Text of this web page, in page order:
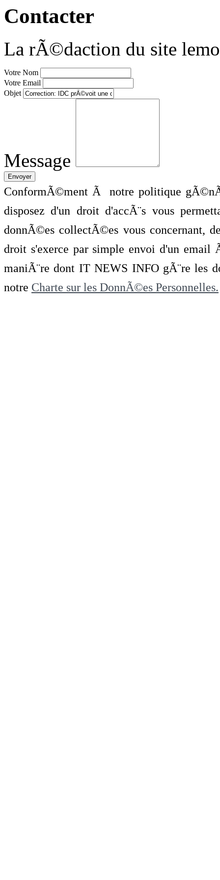
Contacter
La rÃ©daction du site
Votre Nom
Votre Email
Objet
Message
ConformÃ©ment Ã notre politique
disposez d'un droit d'accÃ¨s vous
donnÃ©es collectÃ©es vous concernant,
droit s'exerce par simple envoi d'un
maniÃ¨re dont IT NEWS INFO gÃ¨re les
notre Charte sur les DonnÃ©es Personnelles.